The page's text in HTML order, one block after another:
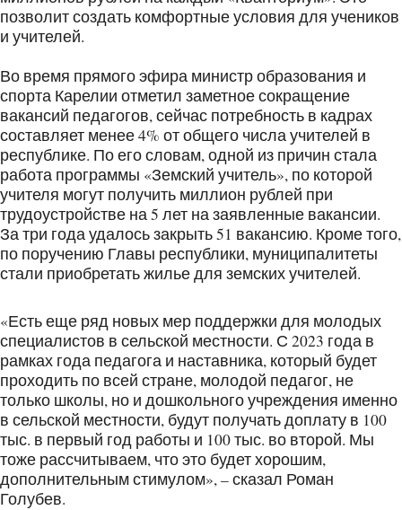
позволит создать комфортные условия для учеников
и учителей.
Во время прямого эфира министр образования и
спорта Карелии отметил заметное сокращение
вакансий педагогов, сейчас потребность в кадрах
составляет менее 4% от общего числа учителей в
республике. По его словам, одной из причин стала
работа программы «Земский учитель», по которой
учителя могут получить миллион рублей при
трудоустройстве на 5 лет на заявленные вакансии.
За три года удалось закрыть 51 вакансию. Кроме того,
по поручению Главы республики, муниципалитеты
стали приобретать жилье для земских учителей.
«Есть еще ряд новых мер поддержки для молодых
специалистов в сельской местности. С 2023 года в
рамках года педагога и наставника, который будет
проходить по всей стране, молодой педагог, не
только школы, но и дошкольного учреждения именно
в сельской местности, будут получать доплату в 100
тыс. в первый год работы и 100 тыс. во второй. Мы
тоже рассчитываем, что это будет хорошим,
дополнительным стимулом», – сказал Роман
Голубев.